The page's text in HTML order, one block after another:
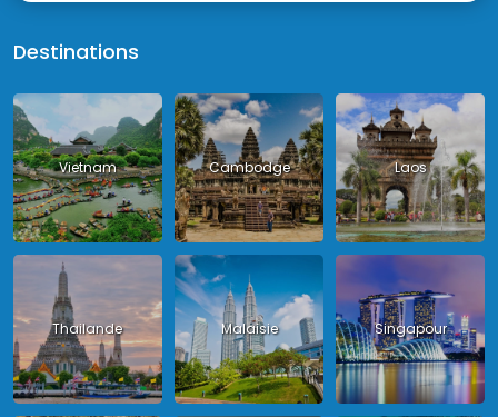
Destinations
Vietnam Cambodge Laos
Thailande Malaisie Singapour